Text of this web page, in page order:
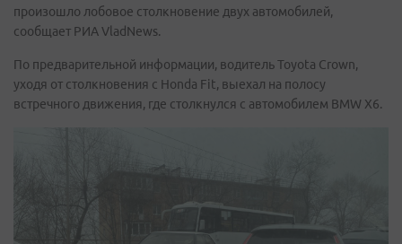
произошло лобовое столкновение двух автомобилей,
сообщает РИА VladNews.
По предварительной информации, водитель Toyota Crown,
уходя от столкновения с Honda Fit, выехал на полосу
встречного движения, где столкнулся с автомобилем BMW X6.